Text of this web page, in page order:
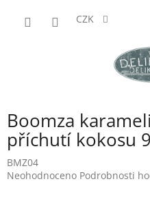
CZK
Boomza
příchutí kokosu
BMZ04
Průměrné
Neohodnoceno Podrobnosti